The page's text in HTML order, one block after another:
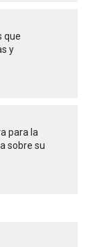
que
y
para la
sobre su